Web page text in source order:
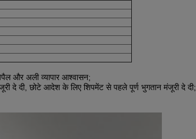
और अली व्यापार आश्वासन;
दी, छोटे आदेश के लिए शिपमेंट से पहले पूर्ण भुगतान मंजूरी दे दी;